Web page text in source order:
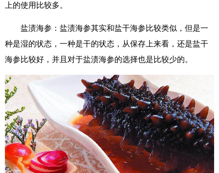
上的使用比较多。
盐渍海参：盐渍海参其实和盐干海参比较类似，但是一
种是湿的状态，一种是干的状态，从保存上来看，还是盐干
海参比较好，并且对于盐渍海参的选择也是比较少的。